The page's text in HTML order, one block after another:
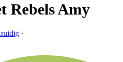
Rebels Amy
·